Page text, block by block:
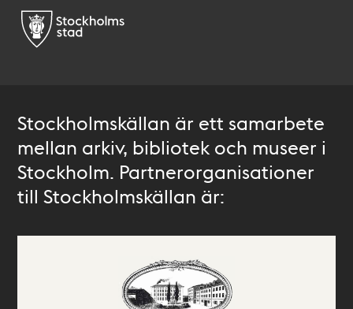
Stockholmskällan är ett samarbete
mellan arkiv, bibliotek och museer i
Stockholm. Partnerorganisationer
till Stockholmskällan är: